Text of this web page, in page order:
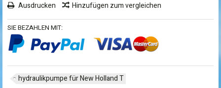
Ausdrucken Hinzufügen zum vergleichen
SIE BEZAHLEN MIT:
hydraulikpumpe für New Holland T